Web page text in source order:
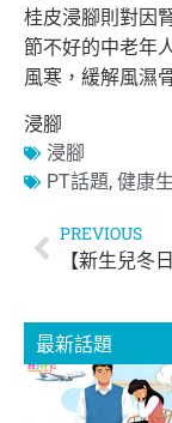
桂皮浸腳則對因
節不好的中老年
風寒，緩解風濕
浸腳
浸腳
PT話題, 健康
PREVIOUS
最新話題